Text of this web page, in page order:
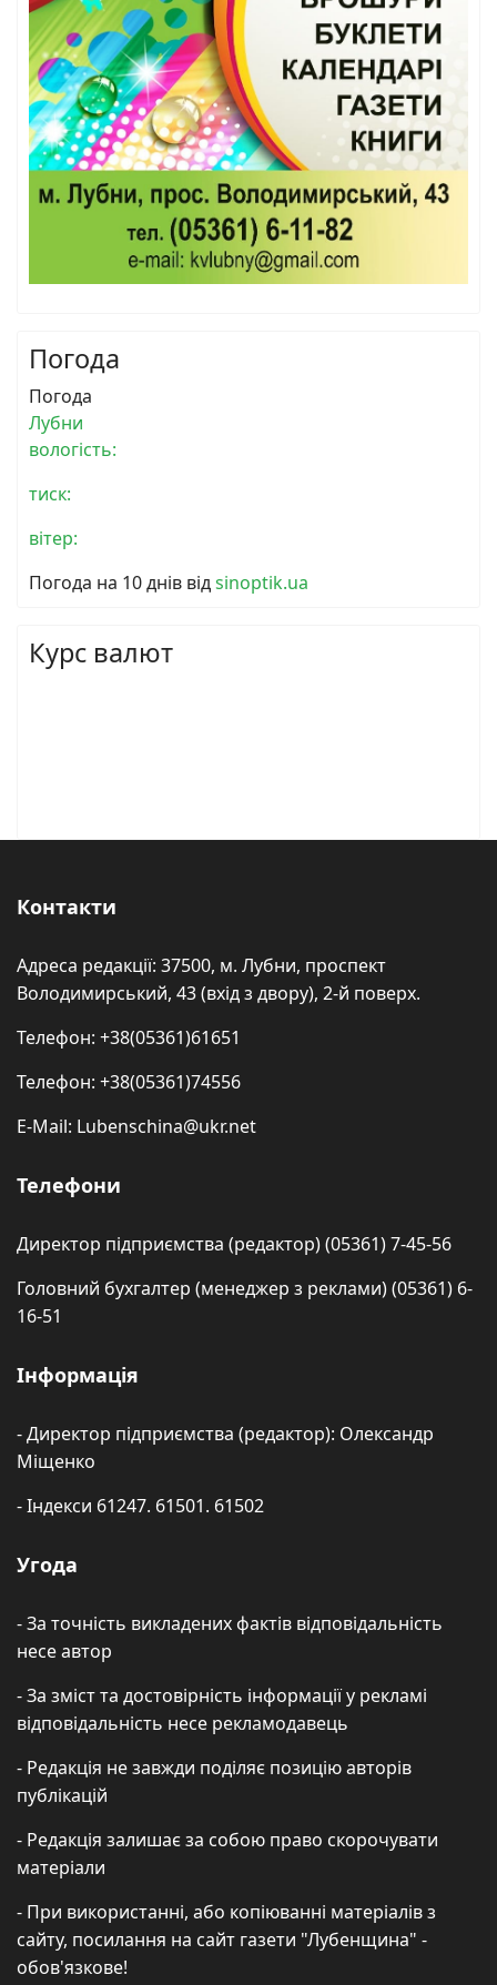
Погода
Погода
Лубни
вологість:
тиск:
вітер:
Погода на 10 днів відsinoptik.ua
Курс валют
Контакти
Адреса редакції: 37500, м. Лубни, проспект
Володимирський, 43 (вхід з двору), 2-й поверх.
Телефон: +38(05361)61651
Телефон: +38(05361)74556
E-Mail: Lubenschina@ukr.net
Телефони
Директор підприємства (редактор) (05361) 7-45-56
Головний бухгалтер (менеджер з реклами) (05361) 6-
16-51
Інформація
- Директор підприємства (редактор): Олександр
Міщенко
- Індекси 61247. 61501. 61502
Угода
- За точність викладених фактів відповідальність
несе автор
- За зміст та достовірність інформації у рекламі
відповідальність несе рекламодавець
- Редакція не завжди поділяє позицію авторів
публікацій
- Редакція залишає за собою право скорочувати
матеріали
- При використанні, або копіюванні матеріалів з
сайту, посилання на сайт газети "Лубенщина" -
обов'язкове!